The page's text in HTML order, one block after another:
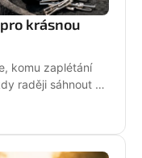
krásnou
komu zaplétání
raději sáhnout po